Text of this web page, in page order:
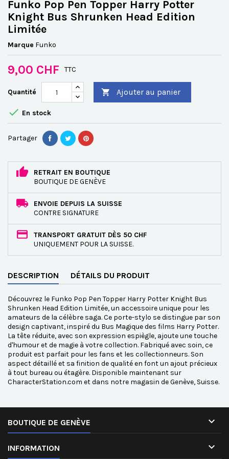
Funko Pop Pen Topper Harry Potter
Knight Bus Shrunken Head Edition
Limitée
Marque Funko
9,00 CHF TTC
Quantité  Ajouter au panier
 En stock
Partager
RETRAIT EN BOUTIQUE
BOUTIQUE DE GENÈVE
ENVOIE DEPUIS LA SUISSE
CONTRE SIGNATURE
TRANSPORT GRATUIT DÈS 50 CHF
UNIQUEMENT POUR LA SUISSE.
DESCRIPTION DÉTAILS DU PRODUIT
Découvrez le Funko Pop Pen Topper Harry Potter Knight Bus
Shrunken Head Edition Limitée, un accessoire unique pour les
amateurs de la célèbre saga. Ce porte-stylo se distingue par son
design captivant, inspiré du Bus Magique des films Harry Potter.
La tête réduite, avec son expression espiègle, ajoute une touche
d'humour et de magie à votre collection. Fabriqué avec soin, ce
produit est parfait pour les fans et les collectionneurs. Son
aspect détaillé et sa finition de qualité en font un ajout précieux
à tout bureau ou étagère. Disponible maintenant sur
CharacterStation.com et dans notre magasin de Genève, Suisse.
BOUTIQUE DE GENÈVE 
INFORMATION 